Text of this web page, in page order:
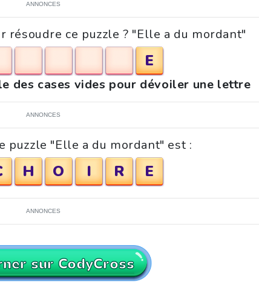
ANNONCES
résoudre ce puzzle ? "Elle a du mordant"
E
des cases vides pour dévoiler une lettre
ANNONCES
puzzle "Elle a du mordant" est :
H O I R E
ANNONCES
sur CodyCross